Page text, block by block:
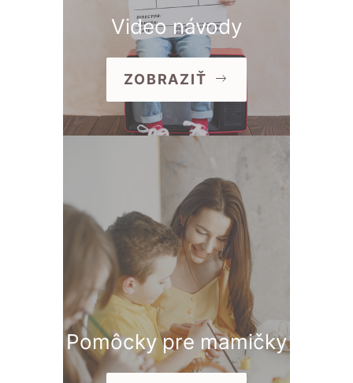
Video návody
ZOBRAZIŤ
Pomôcky pre mamičky